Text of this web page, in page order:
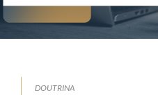
DOUTRINA